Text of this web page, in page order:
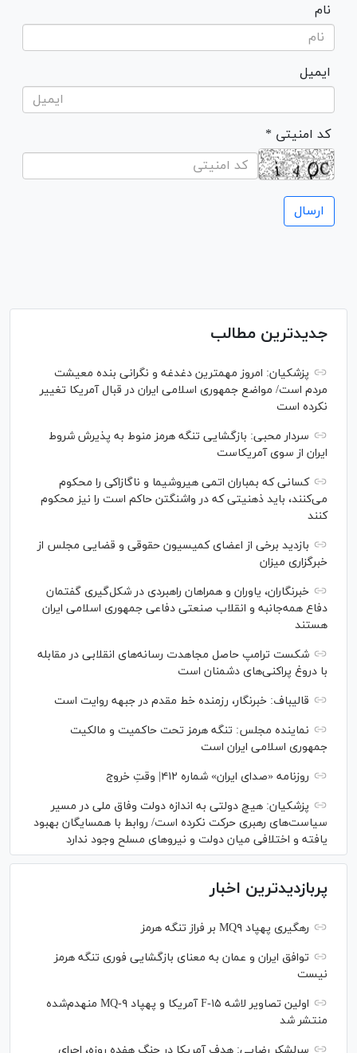
نام
ایمیل
* کد امنیتی
جدیدترین مطالب
پزشکیان: امروز مهمترین دغدغه و نگرانی بنده معیشت
مردم است/ مواضع جمهوری اسلامی ایران در قبال آمریکا تغییر
نکرده است
سردار محبی: بازگشایی تنگه هرمز منوط به پذیرش شروط
ایران از سوی آمریکاست
کسانی که بمباران اتمی هیروشیما و ناگازاکی را محکوم
می‌کنند، باید ذهنیتی که در واشنگتن حاکم است را نیز محکوم
کنند
بازدید برخی از اعضای کمیسیون حقوقی و قضایی مجلس از
خبرگزاری میزان
خبرنگاران، یاوران و همراهان راهبردی در شکل‌گیری گفتمان
دفاع همه‌جانبه و انقلاب صنعتی دفاعی جمهوری اسلامی ایران
هستند
شکست ترامپ حاصل مجاهدت رسانه‌های انقلابی در مقابله
با دروغ پراکنی‌های دشمنان است
قالیباف: خبرنگار، رزمنده خط مقدم در جبهه روایت است
نماینده مجلس: تنگه هرمز تحت حاکمیت و مالکیت
جمهوری اسلامی ایران است
روزنامه «صدای ایران» شماره ۴۱۲| وقتِ خروج
پزشکیان: هیچ دولتی به اندازه دولت وفاق ملی در مسیر
سیاست‌های رهبری حرکت نکرده است/ روابط با همسایگان بهبود
یافته و اختلافی میان دولت و نیروهای مسلح وجود ندارد
پربازدیدترین اخبار
رهگیری پهپاد MQ۹ بر فراز تنگه هرمز
توافق ایران و عمان به معنای بازگشایی فوری تنگه هرمز
نیست
اولین تصاویر لاشه F-۱۵ آمریکا و پهپاد MQ-۹ منهدم‌شده
منتشر شد